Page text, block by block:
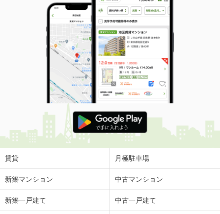
間取り
2DK
長崎県長崎市南町
価 格
4.40万円
住 所
長崎県長崎市南町
専有面積 19.87m²
間取り
1K
長崎県長崎市江平１
価 格
4.80万円
住 所
長崎県長崎市江平１
専有面積
長崎県西彼杵郡長与町高田郷
6.10万円
賃貸 月極駐車場
新築マンション 中古マンション
新築一戸建て 中古一戸建て